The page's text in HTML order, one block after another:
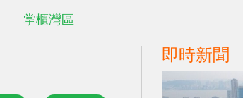
掌櫃灣區
即時新聞